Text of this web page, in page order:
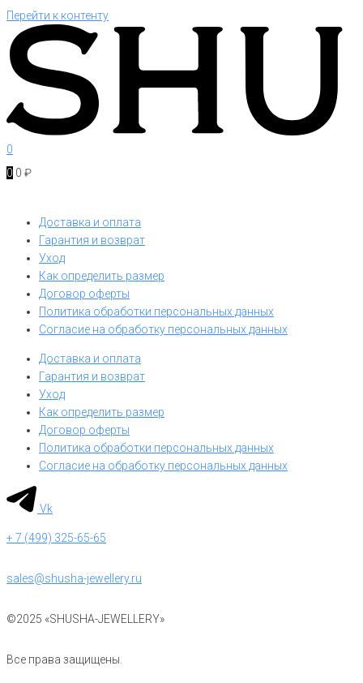
Перейти к контенту
0
0 0 ₽
Доставка и оплата
Гарантия и возврат
Уход
Как определить размер
Договор оферты
Политика обработки персональных данных
Согласие на обработку персональных данных
Доставка и оплата
Гарантия и возврат
Уход
Как определить размер
Договор оферты
Политика обработки персональных данных
Согласие на обработку персональных данных
Vk
+ 7 (499) 325-65-65
sales@shusha-jewellery.ru
©2025 «SHUSHA-JEWELLERY»
Все права защищены.